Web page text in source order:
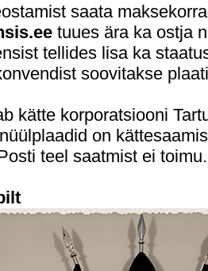
saata
tuues ära ka ostja
tellides lisa ka
soovitakse
kätte korporatsiooni
on
teel saatmist ei toimu.